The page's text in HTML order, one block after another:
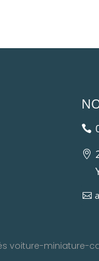
voiture-miniature-